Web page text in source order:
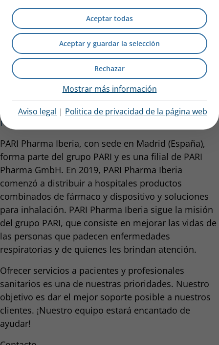
Aceptar todas
Aceptar y guardar la selección
Rechazar
Mostrar más información
Aviso legal | Politica de privacidad de la página web
Un socio de confianza a la hora de proporcionar
dispositivos respiratorios y combinaciones de
fármacos/dispositivos a pacientes, profesionales
sanitarios y empresas farmacéuticas en Estados
Unidos, Canadá y Latinoamérica.
PARI Pharma Iberia S.L.
PARI Pharma Iberia, con sede en Madrid (España),
forma parte del grupo PARI y es una filial de PARI
Pharma GmbH. En 2019, PARI Pharma Iberia
comenzó a distribuir a hospitales productos
combinados de fármaco y dispositivo y soluciones
para inhalación. PARI Pharma Iberia sigue la misión
del grupo PARI, que consiste en mejorar las vidas de
las personas que padecen enfermedades
respiratorias y de quienes les brindan atención.
Ofrecer servicios a pacientes y profesionales
sanitarios es una de nuestras prioridades. Nuestro
objetivo es dar el mejor soporte posible a nuestros
clientes. ¡Nuestro equipo estará encantado de
ayudar!